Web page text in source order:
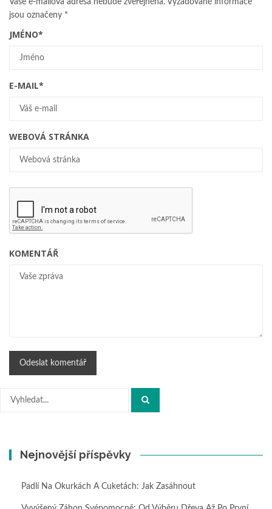
Vaše e-mailová adresa nebude zveřejněna. Vyžadované informace
jsou označeny *
JMÉNO*
E-MAIL*
WEBOVÁ STRÁNKA
KOMENTÁŘ
Hledat:
Nejnovější příspěvky
Padlí Na Okurkách A Cuketách: Jak Zasáhnout